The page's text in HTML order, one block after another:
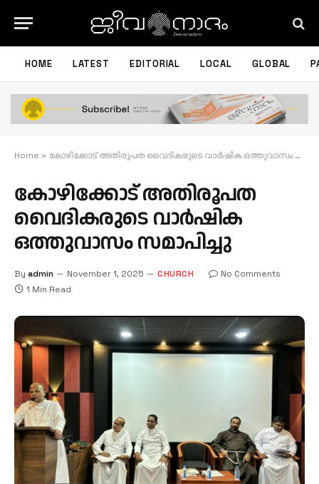
HOME LATEST EDITORIAL LOCAL GLOBAL
Home » കോഴിക്കോട് അതിരൂപത വൈദികരുടെ വാർഷിക ഒത്തുവാസം സമാപിച്ചു
കോഴിക്കോട് അതിരൂപത
വൈദികരുടെ വാർഷിക
ഒത്തുവാസം സമാപിച്ചു
By admin November 1, 2025 CHURCH
No Comments
1 Min Read